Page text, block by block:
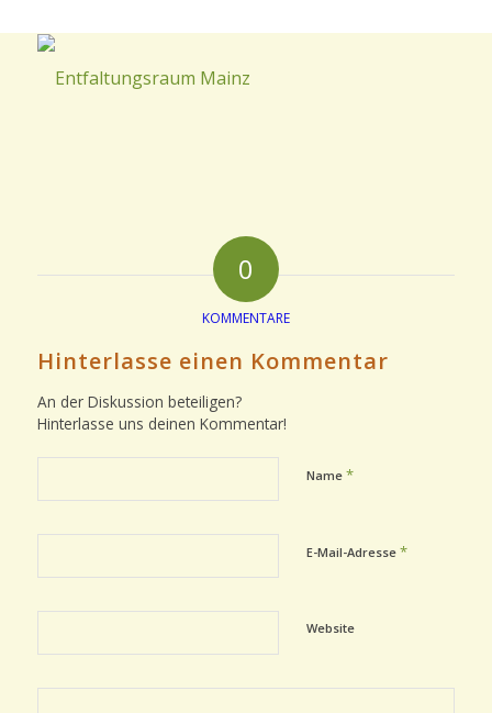
0
KOMMENTARE
Hinterlasse einen Kommentar
An der Diskussion beteiligen?
Hinterlasse uns deinen Kommentar!
Name *
E-Mail-Adresse *
Website